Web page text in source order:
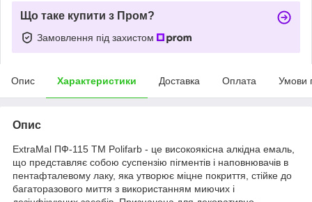
Що таке купити з Пром?
Замовлення під захистом
Опис Характеристики Доставка Оплата Умови
Опис
ExtraMal ПФ-115 ТМ Polifarb - це високоякісна алкідна емаль,
що представляє собою суспензію пігментів і наповнювачів в
пентафталевому лаку, яка утворює міцне покриття, стійке до
багаторазового миття з використанням миючих і